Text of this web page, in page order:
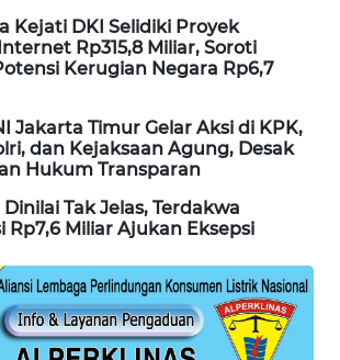
Kejati DKI Selidiki Proyek
Rp315,8 Miliar, Soroti
Kerugian Negara Rp6,7
Jakarta Timur Gelar Aksi di KPK,
dan Kejaksaan Agung, Desak
Hukum Transparan
Tak Jelas, Terdakwa
Rp7,6 Miliar Ajukan Eksepsi